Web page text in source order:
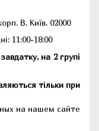
В, Київ, 02000
11:00-18:00
на 2 групі
тільки при
на нашем сайте